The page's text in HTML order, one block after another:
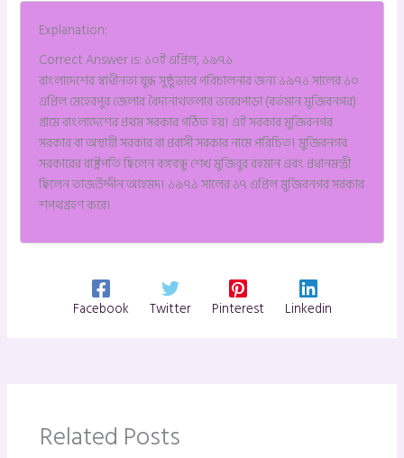
Explanation:
Correct Answer is: ১০ই এপ্রিল, ১৯৭১
বাংলাদেশের স্বাধীনতা যুদ্ধ সুষ্ঠুভাবে পরিচালনার জন্য ১৯৭১ সালের ১০
এপ্রিল মেহেরপুর জেলার বৈদ্যনাথতলার ভবেরপাড়া (বর্তমান মুজিবনগর)
গ্রামে বাংলাদেশের প্রথম সরকার গঠিত হয়। এই সরকার মুজিবনগর
সরকার বা অস্থায়ী সরকার বা প্রবাসী সরকার নামে পরিচিত। মুজিবনগর
সরকারের রাষ্ট্রপতি ছিলেন বঙ্গবন্ধু শেখ মুজিবুর রহমান এবং প্রধানমন্ত্রী
ছিলেন তাজউদ্দীন আহমদ। ১৯৭১ সালের ১৭ এপ্রিল মুজিবনগর সরকার
শপথগ্রহণ করে।
Facebook Twitter Pinterest Linkedin
Related Posts